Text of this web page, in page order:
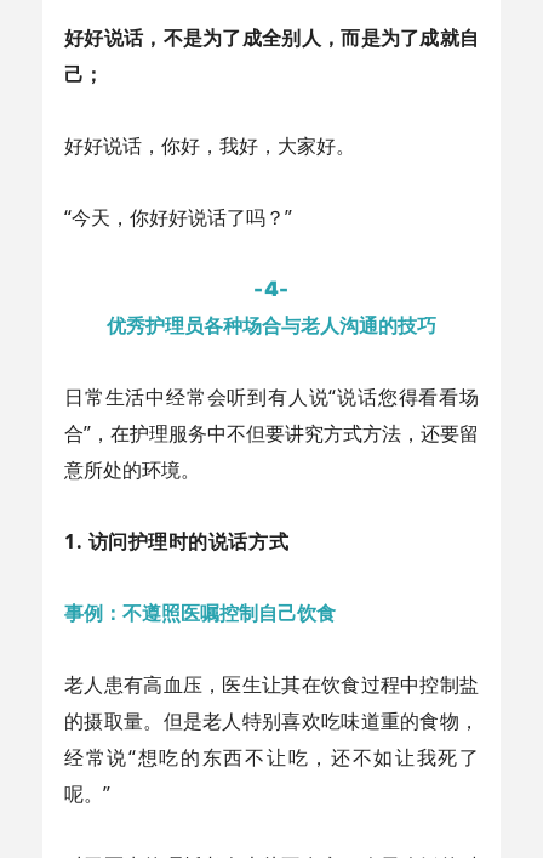
好好说话，不是为了成全别人，而是为了成就自
己；
好好说话，你好，我好，大家好。
“今天，你好好说话了吗？”
-4-
优秀护理员各种场合与老人沟通的技巧
日常生活中经常会听到有人说“说话您得看看场
合”，在护理服务中不但要讲究方式方法，还要留
意所处的环境。
1. 访问护理时的说话方式
事例：不遵照医嘱控制自己饮食
老人患有高血压，医生让其在饮食过程中控制盐
的摄取量。但是老人特别喜欢吃味道重的食物，
经常说“想吃的东西不让吃，还不如让我死了
呢。”